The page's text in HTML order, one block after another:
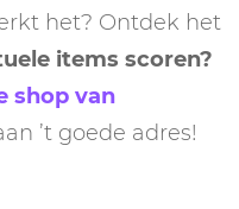
het? Ontdek het
items scoren?
shop van
’t goede adres!